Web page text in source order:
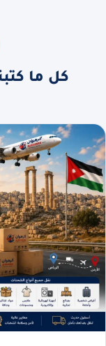
كل ما